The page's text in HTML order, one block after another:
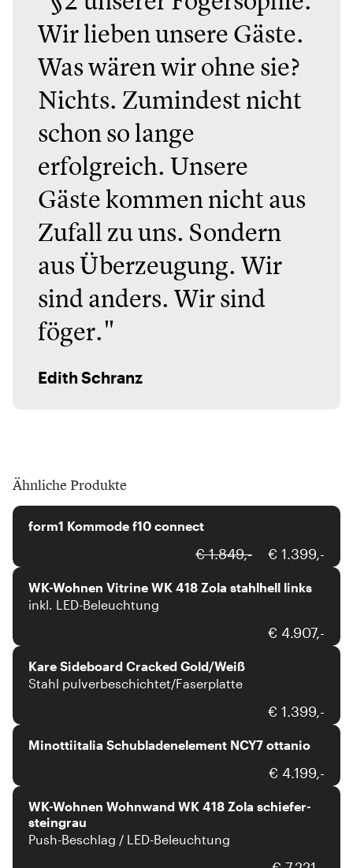
Wir lieben unsere Gäste.
Was wären wir ohne sie?
Nichts. Zumindest nicht
schon so lange
erfolgreich. Unsere
Gäste kommen nicht aus
Zufall zu uns. Sondern
aus Überzeugung. Wir
sind anders. Wir sind
föger."
Edith Schranz
Ähnliche Produkte
form1 Kommode f10 connect
€ 1.849,- € 1.399,-
WK-Wohnen
WK-Wohnen Vitrine WK 418 Zola stahlhell links
inkl. LED-Beleuchtung
€ 4.907,-
Kare
Kare Sideboard Cracked Gold/Weiß
Stahl pulverbeschichtet/Faserplatte
€ 1.399,-
Minottiitalia
Minottiitalia Schubladenelement NCY7 ottanio
€ 4.199,-
WK-Wohnen
WK-Wohnen Wohnwand WK 418 Zola schiefer-
steingrau
Push-Beschlag / LED-Beleuchtung
Anrei